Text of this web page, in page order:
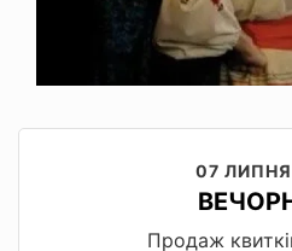
07
Продаж